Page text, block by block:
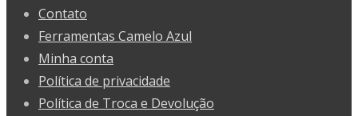
Contato
Ferramentas Camelo Azul
Minha conta
Política de privacidade
Política de Troca e Devolução